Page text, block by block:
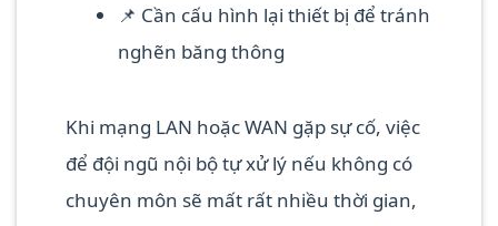
📌 Cần cấu hình lại thiết bị để tránh
nghẽn băng thông
Khi mạng LAN hoặc WAN gặp sự cố, việc
để đội ngũ nội bộ tự xử lý nếu không có
chuyên môn sẽ mất rất nhiều thời gian,